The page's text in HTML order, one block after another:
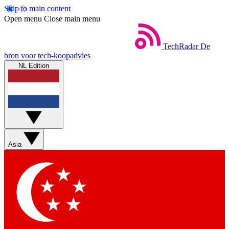
Skip to main content
Open menu Close main menu
TechRadar De
bron voor tech-koopadvies
NL Edition
Asia